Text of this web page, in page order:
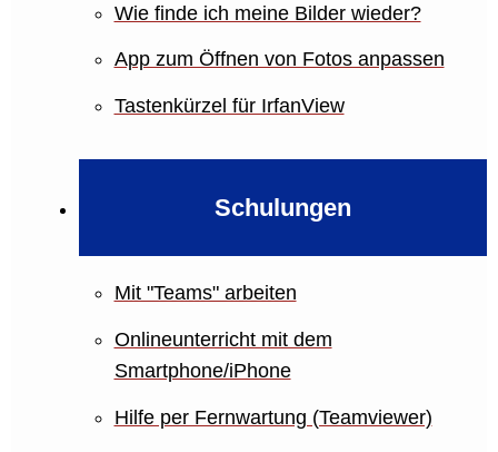
Wie finde ich meine Bilder wieder?
App zum Öffnen von Fotos anpassen
Tastenkürzel für IrfanView
Schulungen
Mit "Teams" arbeiten
Onlineunterricht mit dem
Smartphone/iPhone
Hilfe per Fernwartung (Teamviewer)